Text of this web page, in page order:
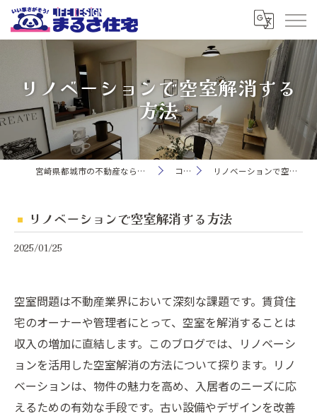
リノベーションで空室解消する
方法
宮崎県都城市の不動産ならまるさ住宅株式会社 コラム リノベーションで空室解消する方法
リノベーションで空室解消する方法
2025/01/25
空室問題は不動産業界において深刻な課題です。賃貸住
宅のオーナーや管理者にとって、空室を解消することは
収入の増加に直結します。このブログでは、リノベーシ
ョンを活用した空室解消の方法について探ります。リノ
ベーションは、物件の魅力を高め、入居者のニーズに応
えるための有効な手段です。古い設備やデザインを改善